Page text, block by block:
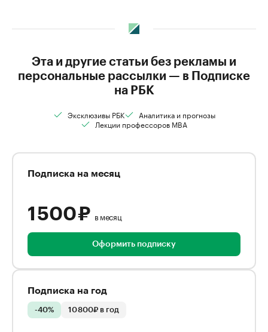
Эта и другие статьи без рекламы и
персональные рассылки — в Подписке
на РБК
Эксклюзивы РБК
Аналитика и прогнозы
Лекции профессоров MBA
Подписка на месяц
1 500 ₽ в месяц
Оформить подписку
Подписка на год
-40% 10 800₽ в год